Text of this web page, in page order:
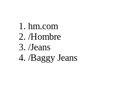
hm.com
/Hombre
/Jeans
/Baggy Jeans